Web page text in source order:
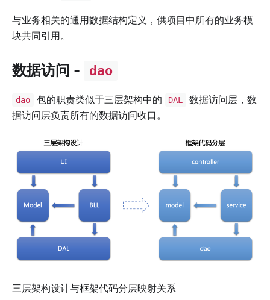
与业务相关的通用数据结构定义，供项目中所有的业务模
块共同引用。
数据访问 - dao
dao 包的职责类似于三层架构中的 DAL
数据访问层，数
据访问层负责所有的数据访问收口。
三层架构设计与框架代码分层映射关系